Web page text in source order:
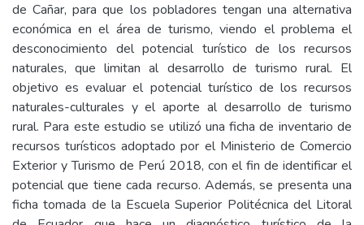
de Cañar, para que los pobladores tengan una alternativa
económica en el área de turismo, viendo el problema el
desconocimiento del potencial turístico de los recursos
naturales, que limitan al desarrollo de turismo rural. El
objetivo es evaluar el potencial turístico de los recursos
naturales-culturales y el aporte al desarrollo de turismo
rural. Para este estudio se utilizó una ficha de inventario de
recursos turísticos adoptado por el Ministerio de Comercio
Exterior y Turismo de Perú 2018, con el fin de identificar el
potencial que tiene cada recurso. Además, se presenta una
ficha tomada de la Escuela Superior Politécnica del Litoral